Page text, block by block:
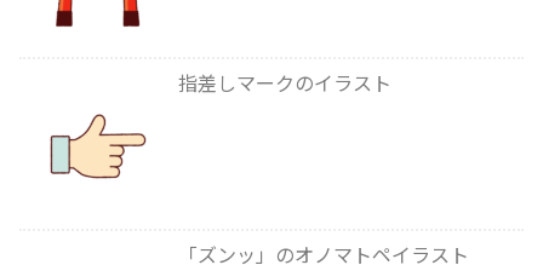
指差しマークのイラスト
「ズンッ」のオノマトペイラスト